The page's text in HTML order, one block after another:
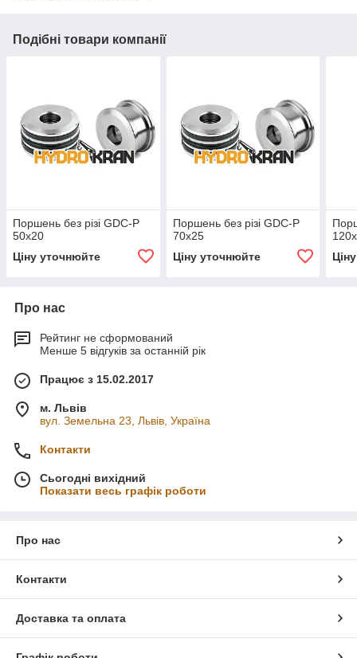
Подібні товари компанії
Поршень без різі GDC-P
50x20
Ціну уточнюйте
Поршень без різі GDC-P
70x25
Ціну уточнюйте
Про нас
Рейтинг не сформований
Менше 5 відгуків за останній рік
Працює з 15.02.2017
м. Львів
вул. Земельна 23, Львів, Україна
Контакти
Сьогодні вихідний
Показати весь графік роботи
Про нас
Контакти
Доставка та оплата